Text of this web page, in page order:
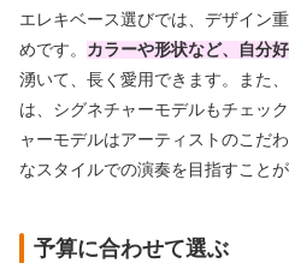
エレキベース選びでは、デザイン
めです。 カラーや形状など、自分
湧いて、長く愛用できます。また
は、シグネチャーモデルもチェッ
ャーモデルはアーティストのこだ
なスタイルでの演奏を目指すことが
予算に合わせて選ぶ